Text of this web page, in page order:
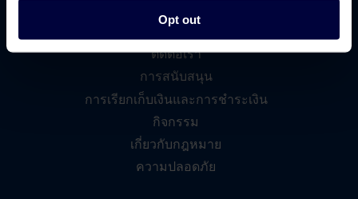
Opt out
เกี่ยวกับเรา
ติดต่อเรา
การสนับสนุน
การเรียกเก็บเงินและการชำระเงิน
กิจกรรม
เกี่ยวกับกฎหมาย
ความปลอดภัย